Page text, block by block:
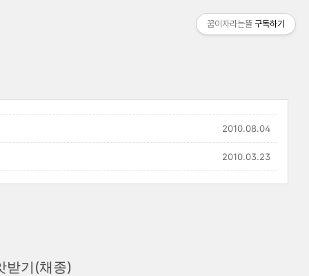
2010.08.04
2010.03.23
받기(채종)
꿈이자라는뜰 구독하기